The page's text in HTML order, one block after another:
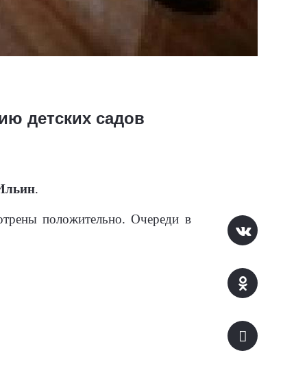
детских садов
.
положительно. Очереди в